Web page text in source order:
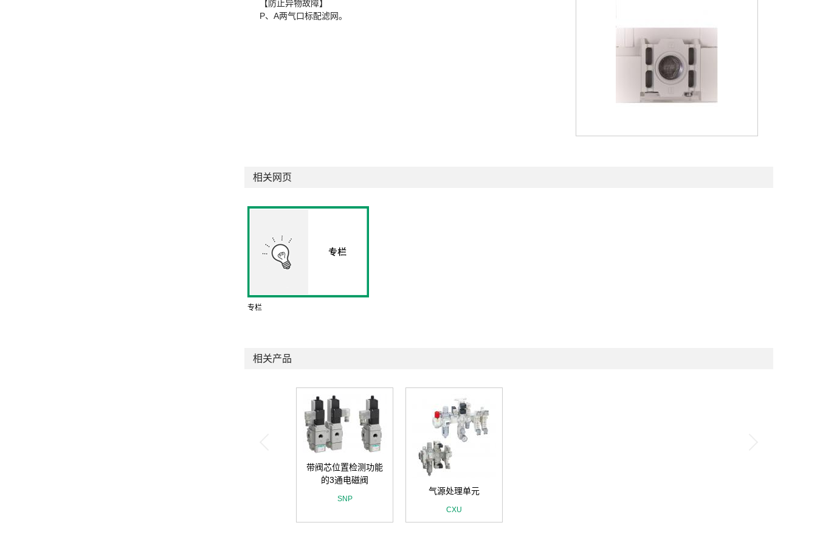
【防止异物故障】
P、A两气口标配滤网。
相关网页
专栏
相关产品
带阀芯位置检测功能
的3通电磁阀
SNP
气源处理单元
CXU